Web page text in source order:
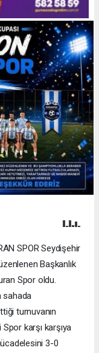
SPOR Seydişehir
Başkanlık
Spor oldu.
sahada
turnuvanın
karşı karşıya
3-0